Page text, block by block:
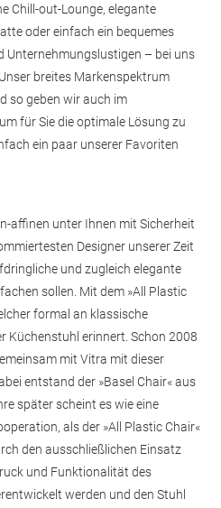
Chill-out-Lounge, elegante
oder einfach ein bequemes
Unternehmungslustigen – bei uns
breites Markenspektrum
so geben wir auch im
für Sie die optimale Lösung zu
ein paar unserer Favoriten
affinen unter Ihnen mit Sicherheit
Designer unserer Zeit
und zugleich elegante
sollen. Mit dem »All Plastic
formal an klassische
Küchenstuhl erinnert. Schon 2008
mit Vitra mit dieser
entstand der »Basel Chair« aus
später scheint es wie eine
als der »All Plastic Chair«
den ausschließlichen Einsatz
und Funktionalität des
werden und den Stuhl